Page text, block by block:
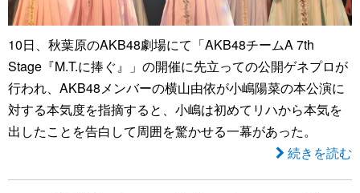
10日、秋葉原のAKB48劇場にて「AKB48チームA 7th
Stage『M.T.に捧ぐ』」の開催に先立っての公開ゲネプロが
行われ、AKB48メンバーの横山由依が小嶋陽菜の本公演に
対する本気度を指摘すると、小嶋は初めてリハから本気を
出したことを告白して周囲を驚かせる一幕があった。
続きを読む